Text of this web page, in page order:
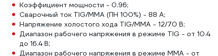
Коэффициент мощности - 0.96;
Сварочный ток TIG/ММА (ПН 100%) - 88 А;
Напряжение холостого хода TIG/ММА - 12/70 В;
Диапазон рабочего напряжения в режиме TIG - от 10.4
до 16.4 В;
Диапазон рабочего напряжения в режиме ММА - от